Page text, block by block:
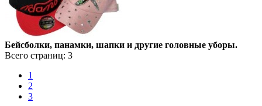
Бейсболки, панамки, шапки и другие головные уборы.
Всего страниц: 3
1
2
3